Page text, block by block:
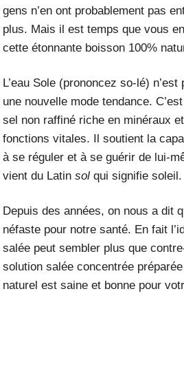
gens n’en ont probablement pas
plus. Mais il est temps que vous
cette étonnante boisson 100%
L’eau Sole (prononcez so-lé)
une nouvelle mode tendance.
sel non raffiné riche en minéraux
fonctions vitales. Il soutient la
à se réguler et à se guérir de lui-
vient du Latin sol qui signifie soleil.
Depuis des années, on nous a dit
néfaste pour notre santé. En fait
salée peut sembler plus que
solution salée concentrée
naturel est saine et bonne pour